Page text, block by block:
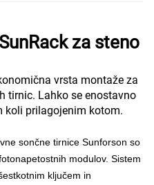
za steno
vrsta montaže za
tirnic. Lahko se enostavno
koli prilagojenim kotom.
sončne tirnice Sunforson so
modulov. Sistem
ključem in